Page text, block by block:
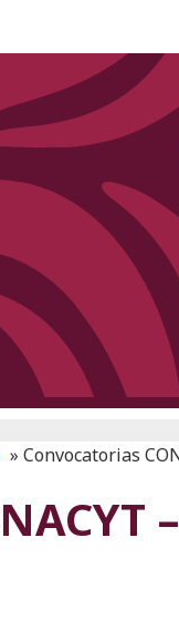
» Convocatorias